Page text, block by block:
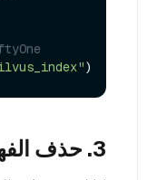
3. حذف الفهرس